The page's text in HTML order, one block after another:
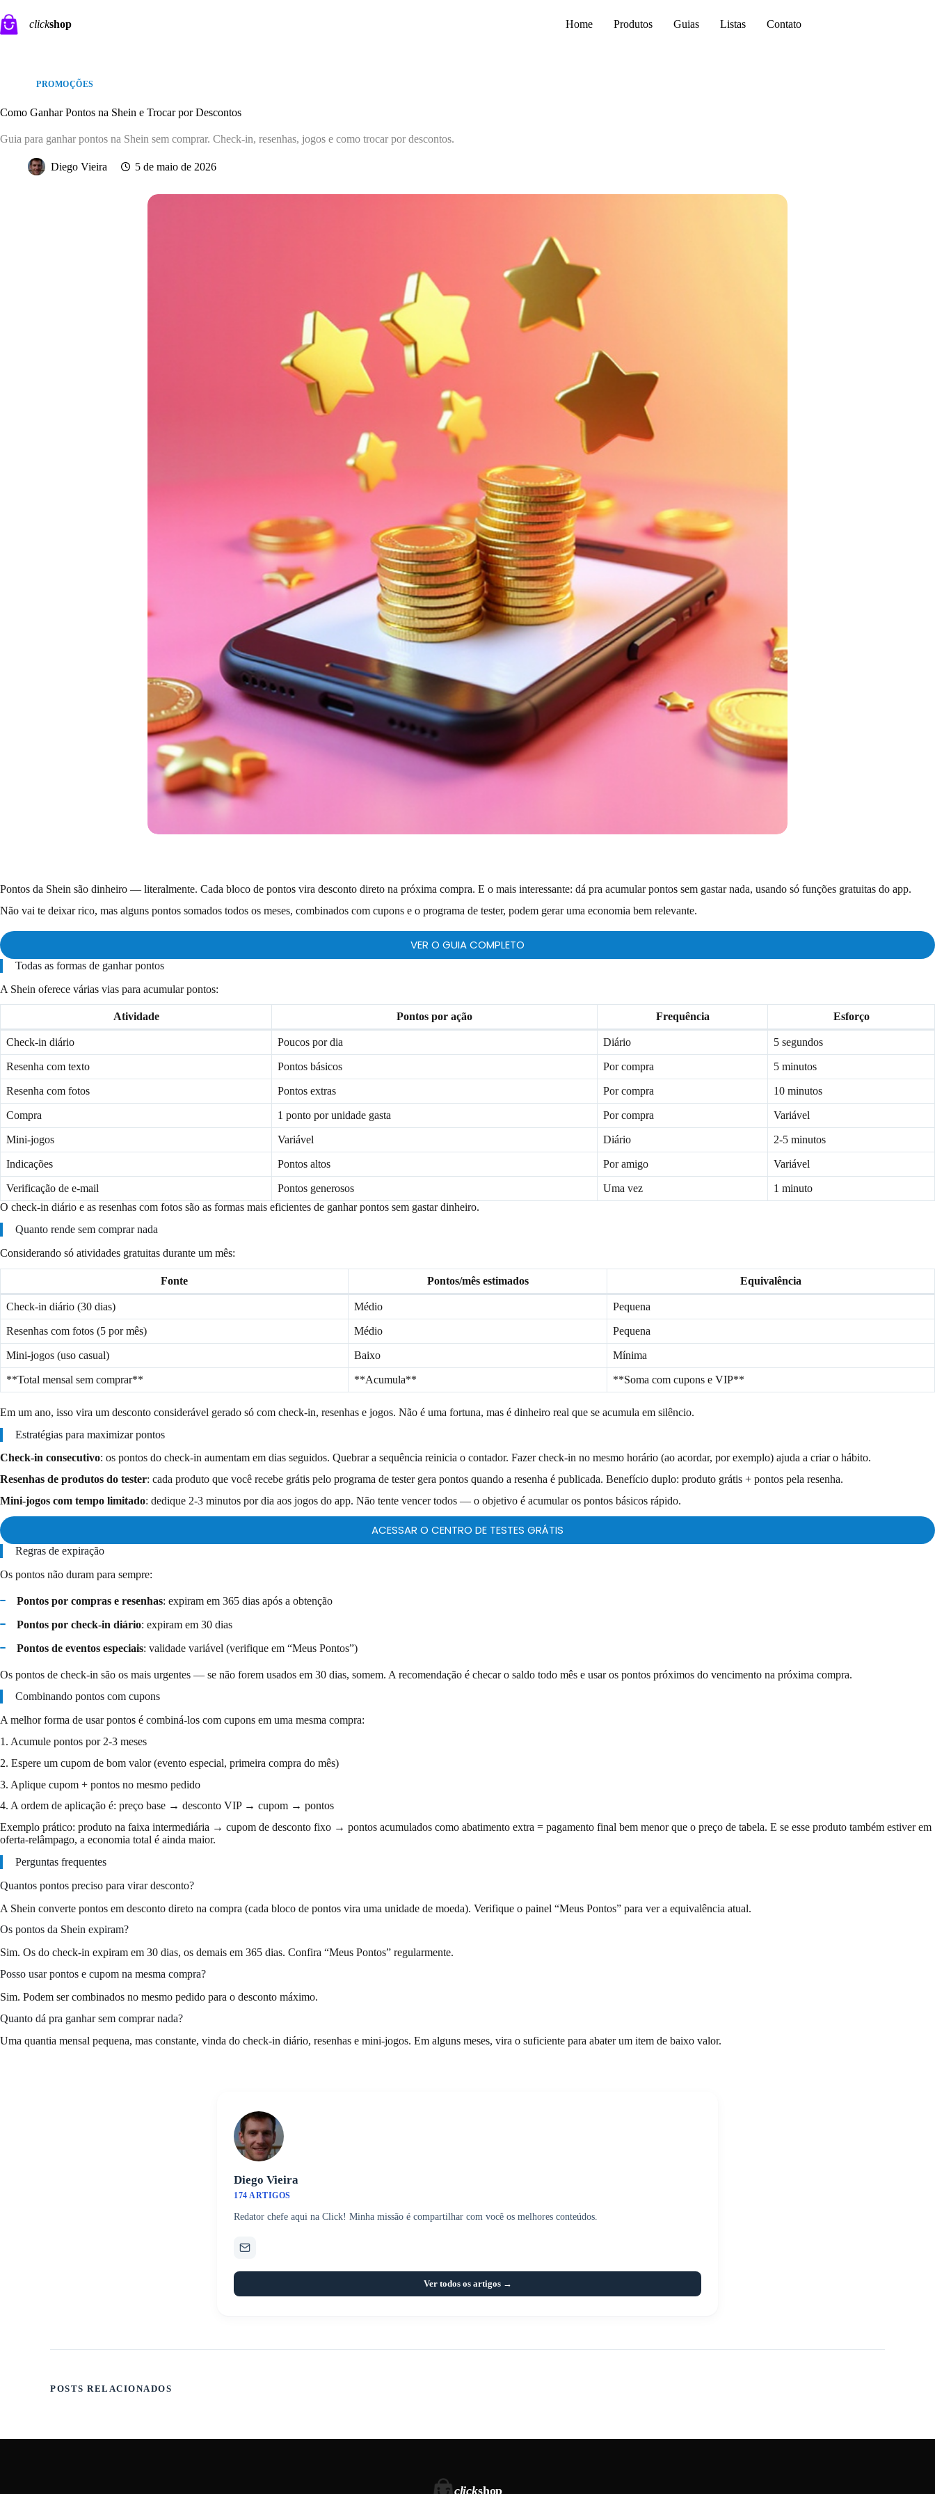
para
o
clickshop Home Produtos Guias Listas Contato
PROMOÇÕES
Como Ganhar Pontos na Shein e Trocar por Descontos
Guia para ganhar pontos na Shein sem comprar. Check-in, resenhas, jogos e como trocar por descontos.
Diego Vieira 5 de maio de 2026
Pontos da Shein são dinheiro — literalmente. Cada bloco de pontos vira desconto direto na próxima compra. E o mais interessante: dá pra acumular pontos sem gastar nada, usando só funções gratuitas do app.
Não vai te deixar rico, mas alguns pontos somados todos os meses, combinados com cupons e o programa de tester, podem gerar uma economia bem relevante.
VER O GUIA COMPLETO
Todas as formas de ganhar pontos
A Shein oferece várias vias para acumular pontos:
Atividade Pontos por ação Frequência Esforço
Check-in diário Poucos por dia Diário 5 segundos
Resenha com texto Pontos básicos Por compra 5 minutos
Resenha com fotos Pontos extras Por compra 10 minutos
Compra 1 ponto por unidade gasta Por compra Variável
Mini-jogos Variável Diário 2-5 minutos
Indicações Pontos altos Por amigo Variável
Verificação de e-mail Pontos generosos Uma vez
1 minuto
O check-in diário e as resenhas com fotos são as formas mais eficientes de ganhar pontos sem gastar dinheiro.
Quanto rende sem comprar nada
Considerando só atividades gratuitas durante um mês:
Fonte Pontos/mês estimados Equivalência
Check-in diário (30 dias) Médio Pequena
Resenhas com fotos (5 por mês) Médio Pequena
Mini-jogos (uso casual) Baixo Mínima
**Total mensal sem comprar** **Acumula** **Soma com cupons e VIP**
Em um ano, isso vira um desconto considerável gerado só com check-in, resenhas e jogos. Não é uma fortuna, mas é dinheiro real que se acumula em silêncio.
Estratégias para maximizar pontos
Check-in consecutivo: os pontos do check-in aumentam em dias seguidos. Quebrar a sequência reinicia o contador. Fazer check-in no mesmo horário (ao acordar, por exemplo) ajuda a criar o hábito.
Resenhas de produtos do tester: cada produto que você recebe grátis pelo programa de tester gera pontos quando a resenha é publicada. Benefício duplo: produto grátis + pontos pela resenha.
Mini-jogos com tempo limitado: dedique 2-3 minutos por dia aos jogos do app. Não tente vencer todos — o objetivo é acumular os pontos básicos rápido.
ACESSAR O CENTRO DE TESTES GRÁTIS
Regras de expiração
Os pontos não duram para sempre:
Pontos por compras e resenhas: expiram em 365 dias após a obtenção
Pontos por check-in diário: expiram em 30 dias
Pontos de eventos especiais: validade variável (verifique em “Meus Pontos”)
Os pontos de check-in são os mais urgentes — se não forem usados em 30 dias, somem. A recomendação é checar o saldo todo mês e usar os pontos próximos do vencimento na próxima compra.
Combinando pontos com cupons
A melhor forma de usar pontos é combiná-los com cupons em uma mesma compra:
1. Acumule pontos por 2-3 meses
2. Espere um cupom de bom valor (evento especial, primeira compra do mês)
3. Aplique cupom + pontos no mesmo pedido
4. A ordem de aplicação é: preço base → desconto VIP → cupom → pontos
Exemplo prático: produto na faixa intermediária → cupom de desconto fixo → pontos acumulados como abatimento extra = pagamento final bem menor que o preço de tabela. E se esse produto também estiver em
oferta-relâmpago, a economia total é ainda maior.
Perguntas frequentes
Quantos pontos preciso para virar desconto?
A Shein converte pontos em desconto direto na compra (cada bloco de pontos vira uma unidade de moeda). Verifique o painel “Meus Pontos” para ver a equivalência atual.
Os pontos da Shein expiram?
Sim. Os do check-in expiram em 30 dias, os demais em 365 dias. Confira “Meus Pontos” regularmente.
Posso usar pontos e cupom na mesma compra?
Sim. Podem ser combinados no mesmo pedido para o desconto máximo.
Quanto dá pra ganhar sem comprar nada?
Uma quantia mensal pequena, mas constante, vinda do check-in diário, resenhas e mini-jogos. Em alguns meses, vira o suficiente para abater um item de baixo valor.
Diego Vieira
174 ARTIGOS
Redator chefe aqui na Click! Minha missão é compartilhar com você os melhores conteúdos.
Ver todos os artigos →
POSTS RELACIONADOS
clickshop